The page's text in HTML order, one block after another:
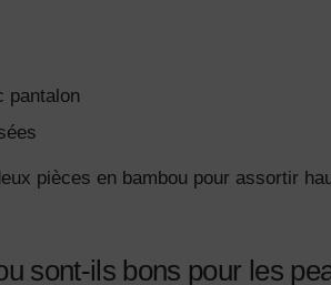
pantalon
pièces en bambou pour assortir
sont-ils bons pour les